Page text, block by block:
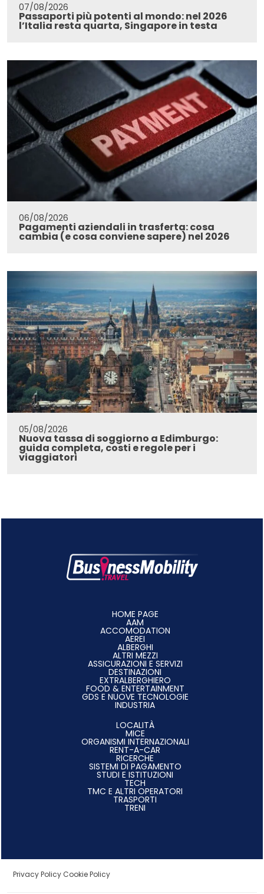
07/08/2026
Passaporti più potenti al mondo: nel 2026
l’Italia resta quarta, Singapore in testa
06/08/2026
Pagamenti aziendali in trasferta: cosa
cambia (e cosa conviene sapere) nel 2026
05/08/2026
Nuova tassa di soggiorno a Edimburgo:
guida completa, costi e regole per i
viaggiatori
HOME PAGE
AAM
ACCOMODATION
AEREI
ALBERGHI
ALTRI MEZZI
ASSICURAZIONI E SERVIZI
DESTINAZIONI
EXTRALBERGHIERO
FOOD & ENTERTAINMENT
GDS E NUOVE TECNOLOGIE
INDUSTRIA
LOCALITÀ
MICE
ORGANISMI INTERNAZIONALI
RENT-A-CAR
RICERCHE
SISTEMI DI PAGAMENTO
STUDI E ISTITUZIONI
TECH
TMC E ALTRI OPERATORI
TRASPORTI
TRENI
Privacy Policy Cookie Policy